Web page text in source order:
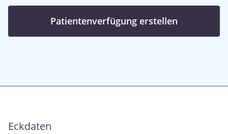
Patientenverfügung erstellen
Eckdaten